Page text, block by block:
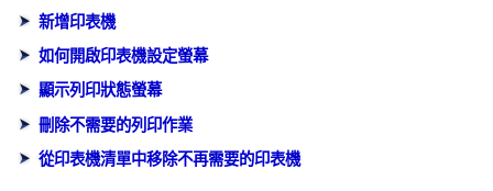
新增印表機
如何開啟印表機設定螢幕
顯示列印狀態螢幕
刪除不需要的列印作業
從印表機清單中移除不再需要的印表機